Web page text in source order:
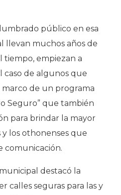
público en esa
llevan muchos años de
tiempo, empiezan a
caso de algunos que
de un programa
Seguro” que también
para brindar la mayor
los othonenses que
comunicación.
destacó la
calles seguras para las y